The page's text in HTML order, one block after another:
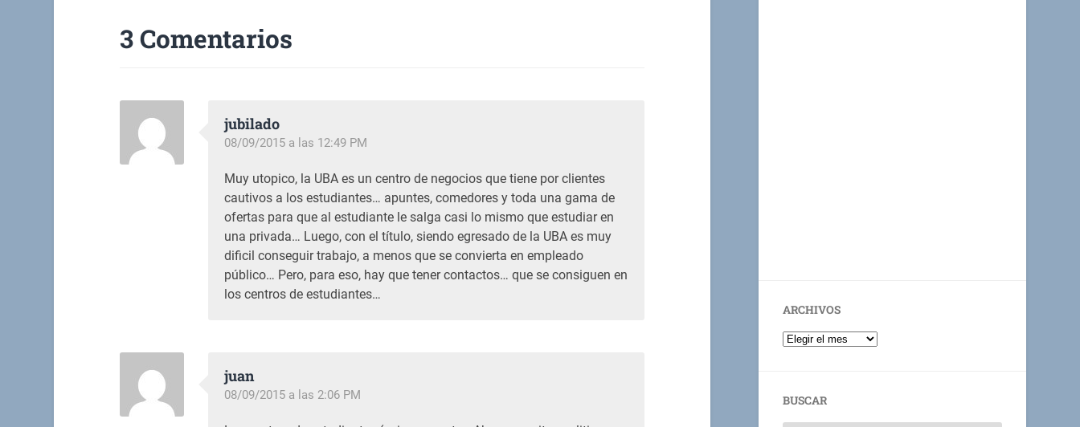
3 Comentarios
jubilado
08/09/2015 a las 12:49 PM
Muy utopico, la UBA es un centro de negocios que tiene por clientes
cautivos a los estudiantes… apuntes, comedores y toda una gama de
ofertas para que al estudiante le salga casi lo mismo que estudiar en
una privada… Luego, con el título, siendo egresado de la UBA es muy
dificil conseguir trabajo, a menos que se convierta en empleado
público… Pero, para eso, hay que tener contactos… que se consiguen en
los centros de estudiantes…
juan
08/09/2015 a las 2:06 PM
ARCHIVOS
BUSCAR